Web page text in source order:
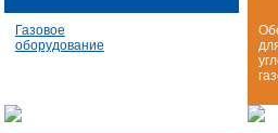
Газовое
оборудование